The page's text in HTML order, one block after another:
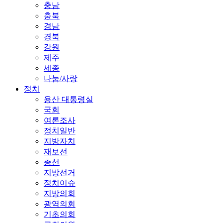
충남
충북
경남
경북
강원
제주
세종
나눔/사랑
정치
용산 대통령실
국회
여론조사
정치일반
지방자치
재보선
총선
지방선거
정치이슈
지방의회
광역의회
기초의회